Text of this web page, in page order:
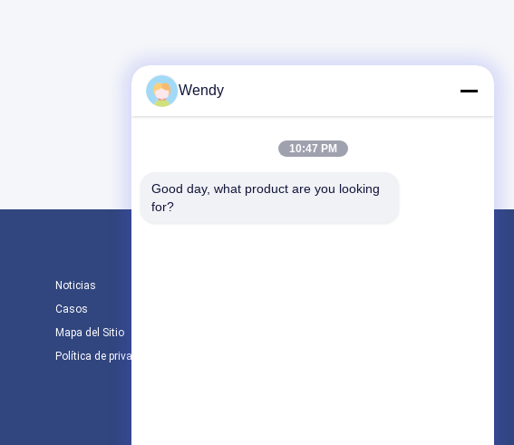
Noticias
Casos
Mapa del Sitio
Política de privacidad
Wendy
10:47 PM
Good day, what product are you looking
for?